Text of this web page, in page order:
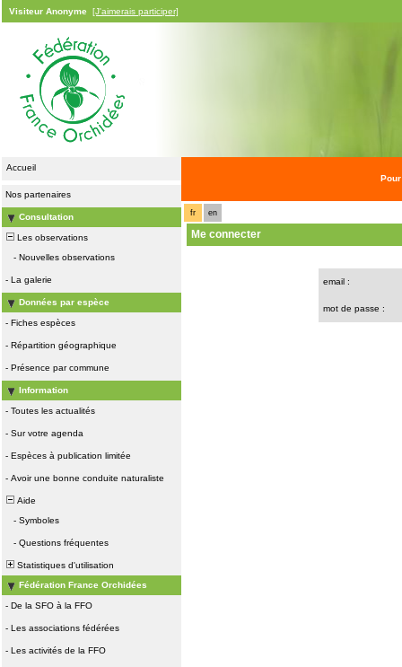
Visiteur Anonyme [J'aimerais participer]
Accueil
Nos partenaires
Consultation
Les observations
- Nouvelles observations
- La galerie
Données par espèce
- Fiches espèces
- Répartition géographique
- Présence par commune
Information
- Toutes les actualités
- Sur votre agenda
- Espèces à publication limitée
- Avoir une bonne conduite naturaliste
Aide
- Symboles
- Questions fréquentes
Statistiques d'utilisation
Fédération France Orchidées
- De la SFO à la FFO
- Les associations fédérées
- Les activités de la FFO
fr en
Me connecter
email :
mot de passe :